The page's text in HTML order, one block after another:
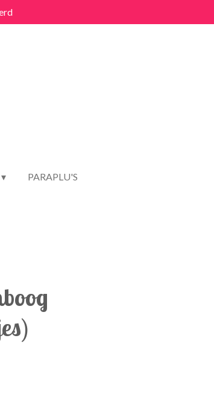
PARAPLU'S